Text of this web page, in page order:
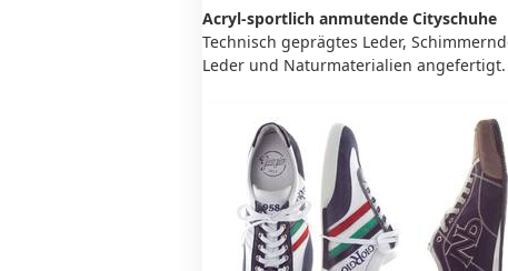
Acryl-sportlich anmutende Cityschuhe
Technisch geprägtes Leder,
Leder und Naturmaterialien angefertigt.